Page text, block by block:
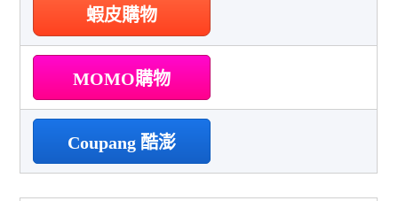
蝦皮購物
MOMO購物
Coupang 酷澎